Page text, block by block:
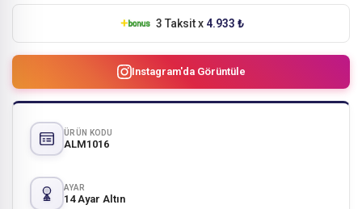
3 Taksit x 4.933 ₺
Instagram'da Görüntüle
ÜRÜN KODU
ALM1016
AYAR
14 Ayar Altın